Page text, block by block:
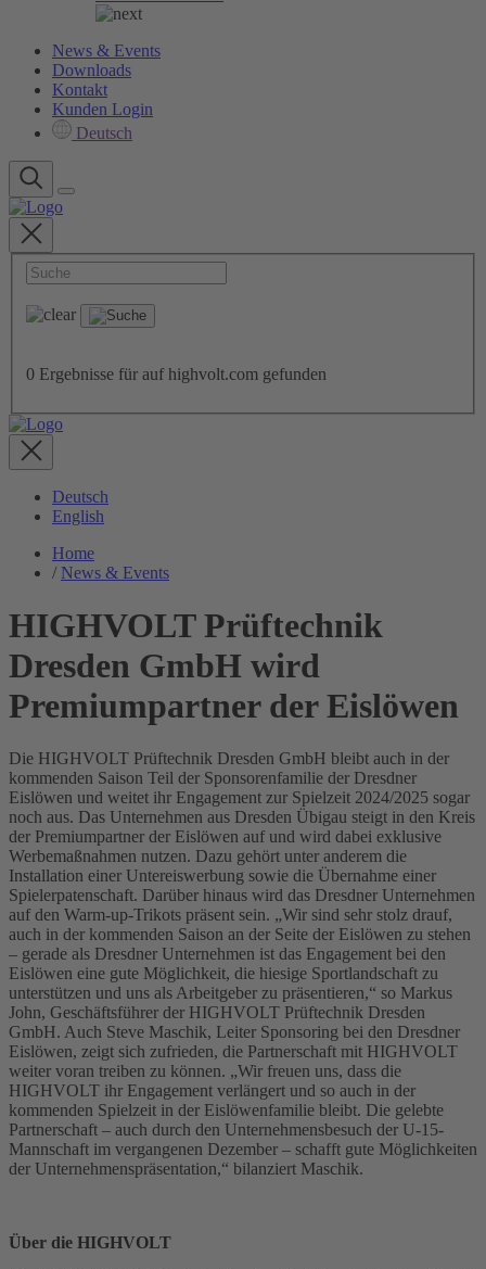
News & Events
Downloads
Kontakt
Kunden Login
Deutsch
0 Ergebnisse für auf highvolt.com gefunden
Deutsch
English
Home
/ News & Events
HIGHVOLT Prüftechnik
Dresden GmbH wird
Premiumpartner der Eislöwen
Die HIGHVOLT Prüftechnik Dresden GmbH bleibt auch in der
kommenden Saison Teil der Sponsorenfamilie der Dresdner
Eislöwen und weitet ihr Engagement zur Spielzeit 2024/2025 sogar
noch aus. Das Unternehmen aus Dresden Übigau steigt in den Kreis
der Premiumpartner der Eislöwen auf und wird dabei exklusive
Werbemaßnahmen nutzen. Dazu gehört unter anderem die
Installation einer Untereiswerbung sowie die Übernahme einer
Spielerpatenschaft. Darüber hinaus wird das Dresdner Unternehmen
auf den Warm-up-Trikots präsent sein. „Wir sind sehr stolz drauf,
auch in der kommenden Saison an der Seite der Eislöwen zu stehen
– gerade als Dresdner Unternehmen ist das Engagement bei den
Eislöwen eine gute Möglichkeit, die hiesige Sportlandschaft zu
unterstützen und uns als Arbeitgeber zu präsentieren,“ so Markus
John, Geschäftsführer der HIGHVOLT Prüftechnik Dresden
GmbH. Auch Steve Maschik, Leiter Sponsoring bei den Dresdner
Eislöwen, zeigt sich zufrieden, die Partnerschaft mit HIGHVOLT
weiter voran treiben zu können. „Wir freuen uns, dass die
HIGHVOLT ihr Engagement verlängert und so auch in der
kommenden Spielzeit in der Eislöwenfamilie bleibt. Die gelebte
Partnerschaft – auch durch den Unternehmensbesuch der U-15-
Mannschaft im vergangenen Dezember – schafft gute Möglichkeiten
der Unternehmenspräsentation,“ bilanziert Maschik.
Über die HIGHVOLT